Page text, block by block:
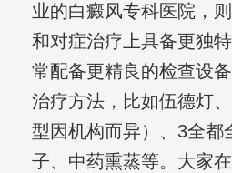
业的白癜风专科医院，
和对症治疗上具备更独
常配备更精良的检查设
治疗方法，比如伍德灯
型因机构而异）、3全都
子、中药熏蒸等。大家